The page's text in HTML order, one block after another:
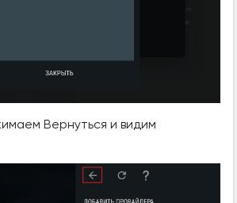
Вернуться и видим